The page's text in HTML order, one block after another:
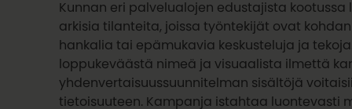
Kunnan eri palvelualojen edustajista
arkisia tilanteita, joissa työntekijät ovat
hankalia tai epämukavia keskusteluja ja
loppukeväästä nimeä ja visuaalista ilmettä
yhdenvertaisuussuunnitelman sisältöjä
tietoisuuteen. Kampanja istahtaa luontevasti